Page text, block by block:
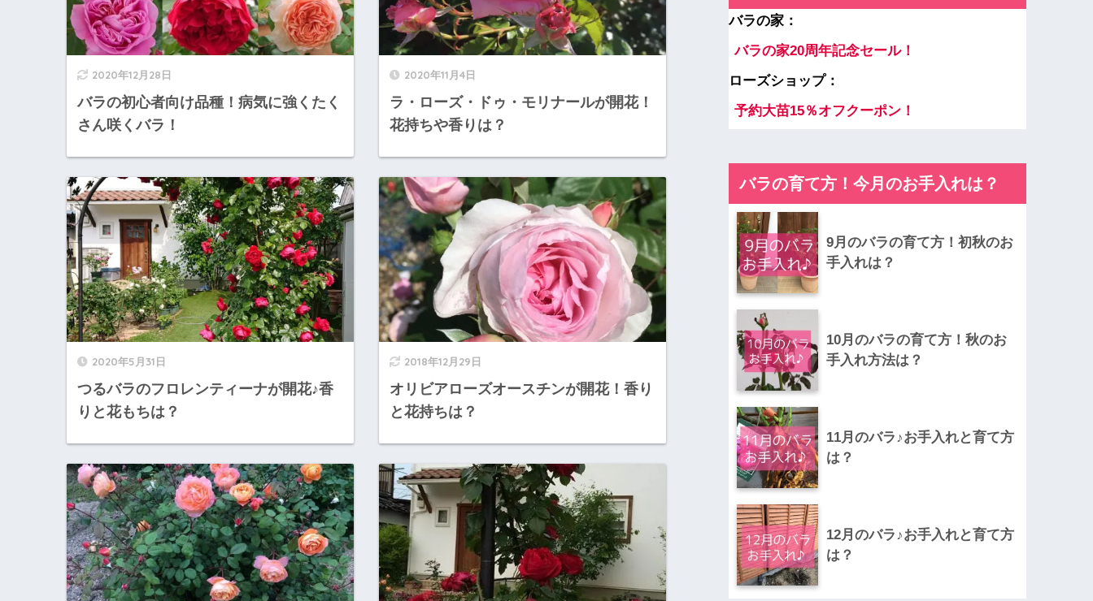
2020年12月28日
バラの初心者向け品種！病気に強くたく
さん咲くバラ！
2020年11月4日
ラ・ローズ・ドゥ・モリナールが開花！
花持ちや香りは？
2020年5月31日
つるバラのフロレンティーナが開花♪香
りと花もちは？
2018年12月29日
オリビアローズオースチンが開花！香り
と花持ちは？
バラの家：
バラの家20周年記念セール！
ローズショップ：
予約大苗15％オフクーポン！
バラの育て方！今月のお手入れは？
9月のバラの育て方！初秋のお
手入れは？
10月のバラの育て方！秋のお
手入れ方法は？
11月のバラ♪お手入れと育て方
は？
12月のバラ♪お手入れと育て方
は？